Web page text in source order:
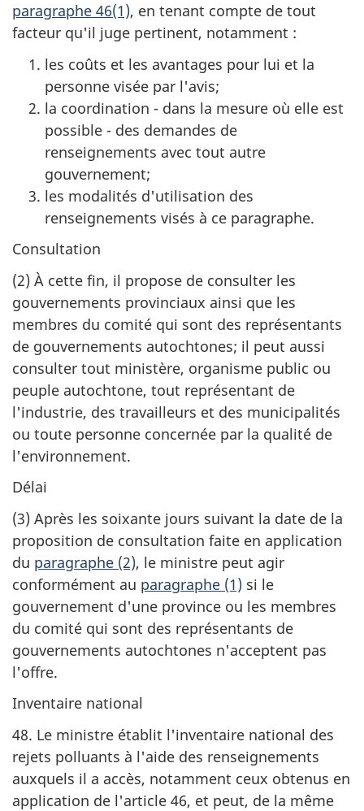
paragraphe 46(1), en tenant compte de tout
facteur qu'il juge pertinent, notamment :
les coûts et les avantages pour lui et la
personne visée par l'avis;
la coordination - dans la mesure où elle est
possible - des demandes de
renseignements avec tout autre
gouvernement;
les modalités d'utilisation des
renseignements visés à ce paragraphe.
Consultation
(2) À cette fin, il propose de consulter les
gouvernements provinciaux ainsi que les
membres du comité qui sont des représentants
de gouvernements autochtones; il peut aussi
consulter tout ministère, organisme public ou
peuple autochtone, tout représentant de
l'industrie, des travailleurs et des municipalités
ou toute personne concernée par la qualité de
l'environnement.
Délai
(3) Après les soixante jours suivant la date de la
proposition de consultation faite en application
du paragraphe (2), le ministre peut agir
conformément au paragraphe (1) si le
gouvernement d'une province ou les membres
du comité qui sont des représentants de
gouvernements autochtones n'acceptent pas
l'offre.
Inventaire national
48. Le ministre établit l'inventaire national des
rejets polluants à l'aide des renseignements
auxquels il a accès, notamment ceux obtenus en
application de l'article 46, et peut, de la même